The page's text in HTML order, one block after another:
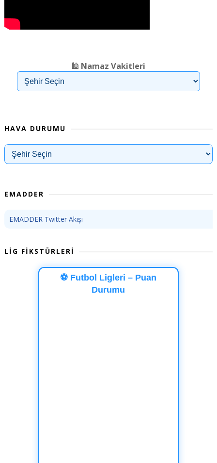
🕌 Namaz Vakitleri
HAVA DURUMU
EMADDER
EMADDER Twitter Akışı
LİG FİKSTÜRLERİ
⚽ Futbol Ligleri – Puan
Durumu